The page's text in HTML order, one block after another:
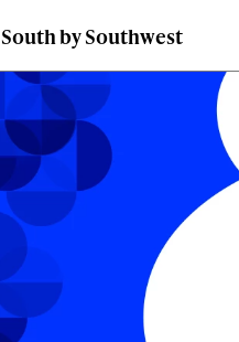
South by Southwest